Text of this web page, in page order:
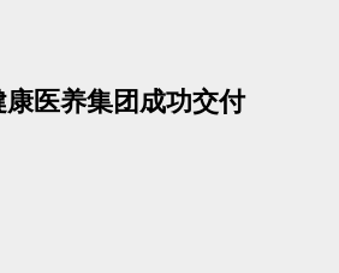
医养集团成功交付